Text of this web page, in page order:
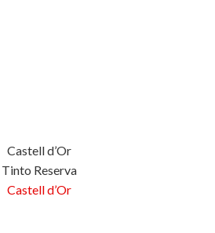
Castell d’Or
Tinto Reserva
Castell d’Or